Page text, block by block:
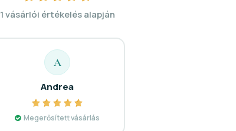
1 vásárlói értékelés alapján
A
Andrea
Megerősített vásárlás